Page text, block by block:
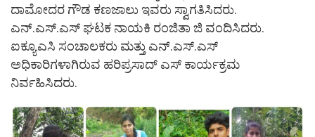
ದಾಮೋದರ ಗೌಡ ಕಣಜಾಲು ಇವರು ಸ್ವಾಗತಿಸಿದರು.
ಎನ್.ಎಸ್.ಎಸ್ ಘಟಕ ನಾಯಕಿ ರಂಜಿತಾ ಜಿ ವಂದಿಸಿದರು.
ಐಕ್ಯೂಎಸಿ ಸಂಚಾಲಕರು ಮತ್ತು ಎನ್.ಎಸ್.ಎಸ್
ಅಧಿಕಾರಿಗಳಾಗಿರುವ ಹರಿಪ್ರಸಾದ್‌ ಎಸ್‌ ಕಾರ್ಯಕ್ರಮ
ನಿರ್ವಹಿಸಿದರು.